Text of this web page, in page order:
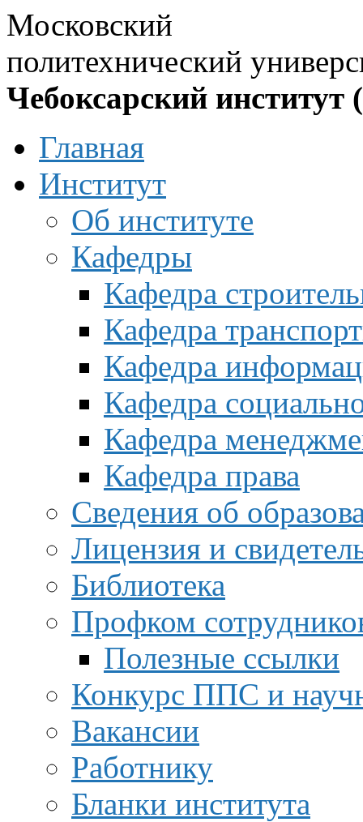
Московский
политехнический
Чебоксарский институт
Главная
Институт
Об институте
Кафедры
Кафедра
Кафедра
Кафедра
Кафедра
Кафедра
Кафедра права
Сведения об
Лицензия и
Библиотека
Профком
Полезные ссылки
Конкурс ППС и
Вакансии
Работнику
Бланки института